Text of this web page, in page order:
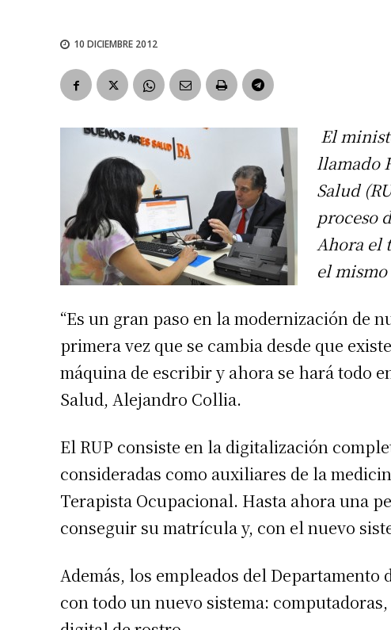
10 DICIEMBRE 2012
El
llamado
Salud
proceso
Ahora el
el
“Es un gran paso en la modernización de
primera vez que se cambia desde que
máquina de escribir y ahora se hará todo
Salud, Alejandro Collia.
El RUP consiste en la digitalización
consideradas como auxiliares de la
Terapista Ocupacional. Hasta ahora una
conseguir su matrícula y, con el nuevo
Además, los empleados del
con todo un nuevo sistema: